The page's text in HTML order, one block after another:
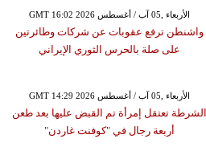
GMT 16:02 2026 الأربعاء ,05 آب / أغسطس
واشنطن ترفع عقوبات عن شركات وطائرتين
على صلة بالحرس الثوري الإيراني
GMT 14:29 2026 الأربعاء ,05 آب / أغسطس
الشرطة تعتقل إمرأة تم القبض عليها بعد طعن
أربعة رجال في "كوفنت غاردن"